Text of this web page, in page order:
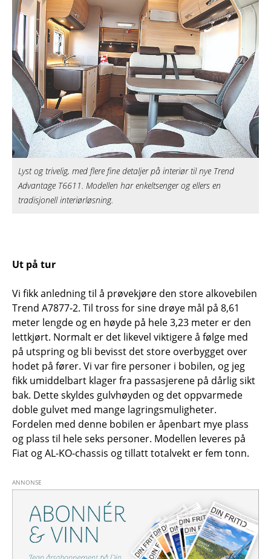
Lyst og trivelig, med flere fine detaljer på interiør til nye Trend
Advantage T6611. Modellen har enkeltsenger og ellers en
tradisjonell interiørløsning.
Ut på tur
Vi fikk anledning til å prøvekjøre den store alkovebilen
Trend A7877-2. Til tross for sine drøye mål på 8,61
meter lengde og en høyde på hele 3,23 meter er den
lettkjørt. Normalt er det likevel viktigere å følge med
på utspring og bli bevisst det store overbygget over
hodet på fører. Vi var fire personer i bobilen, og jeg
fikk umiddelbart klager fra passasjerene på dårlig sikt
bak. Dette skyldes gulvhøyden og det oppvarmede
doble gulvet med mange lagringsmuligheter.
Fordelen med denne bobilen er åpenbart mye plass
og plass til hele seks personer. Modellen leveres på
Fiat og AL-KO-chassis og tillatt totalvekt er fem tonn.